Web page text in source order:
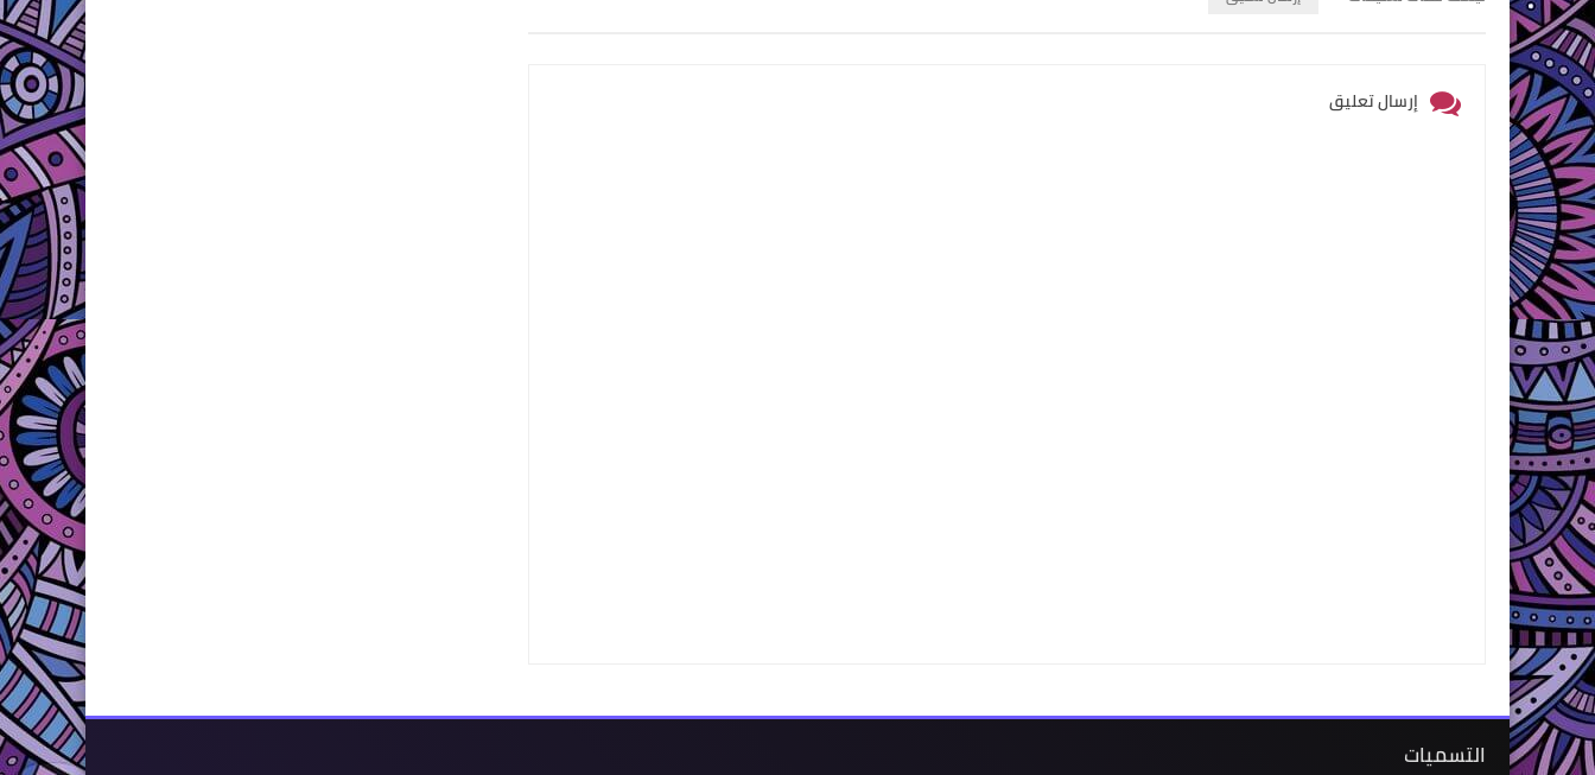
إرسال تعليق
التسميات